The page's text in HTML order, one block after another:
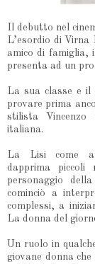
Il debutto nel
L’esordio di Virna
amico di famiglia,
presenta ad un
La sua classe e il
provare prima
stilista
italiana.
La Lisi come
dapprima
personaggio
cominciò a
complessi, a
La donna del
Un ruolo in
giovane donna